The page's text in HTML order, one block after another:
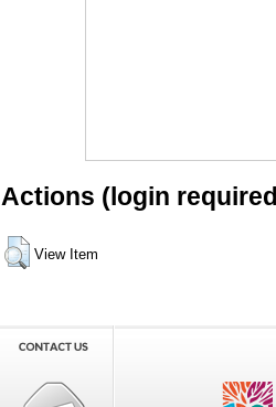
Actions (login
View Item